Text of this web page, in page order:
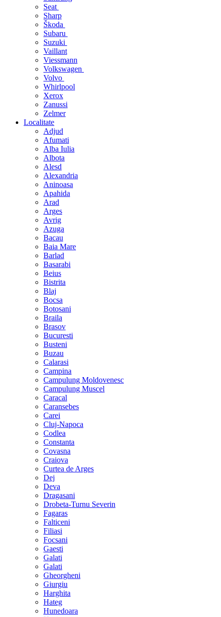
Seat
Sharp
Škoda
Subaru
Suzuki
Vaillant
Viessmann
Volkswagen
Volvo
Whirlpool
Xerox
Zanussi
Zelmer
Localitate
Adjud
Afumati
Alba Iulia
Albota
Alesd
Alexandria
Aninoasa
Apahida
Arad
Arges
Avrig
Azuga
Bacau
Baia Mare
Barlad
Basarabi
Beius
Bistrita
Blaj
Bocsa
Botosani
Braila
Brasov
Bucuresti
Busteni
Buzau
Calarasi
Campina
Campulung Moldovenesc
Campulung Muscel
Caracal
Caransebes
Carei
Cluj-Napoca
Codlea
Constanta
Covasna
Craiova
Curtea de Arges
Dej
Deva
Dragasani
Drobeta-Turnu Severin
Fagaras
Falticeni
Filiasi
Focsani
Gaesti
Galati
Galati
Gheorgheni
Giurgiu
Harghita
Hateg
Hunedoara